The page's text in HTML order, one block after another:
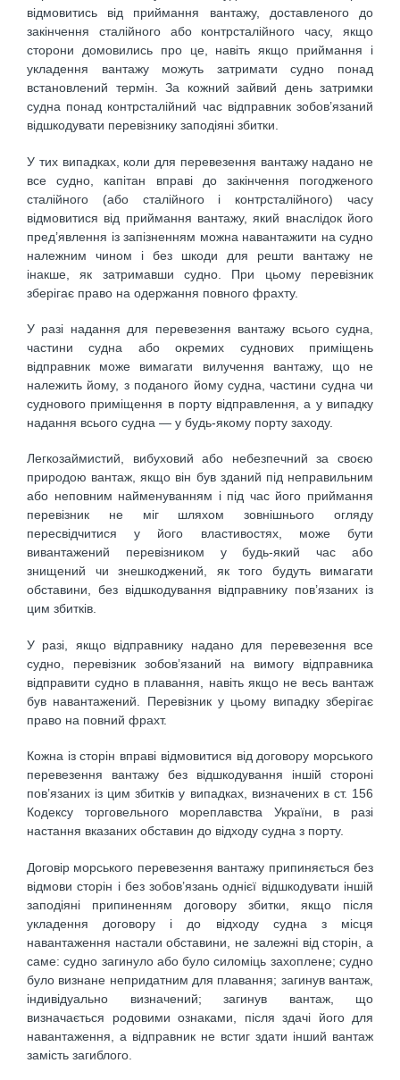
відмовитись від приймання вантажу, доставленого до
закінчення сталійного або контр­сталійного часу, якщо
сторони домовились про це, навіть якщо приймання і
укладення вантажу можуть затримати судно понад
встановлений термін. За кожний зайвий день затримки
судна понад контрсталійний час відправник зобов’язаний
відшкодувати перевізнику заподіяні збитки.
У тих випадках, коли для перевезення вантажу надано не
все судно, капітан вправі до закінчення погодженого
сталійного (або сталійного і контрсталійного) часу
відмовитися від приймання вантажу, який внаслідок його
пред’явлення із запізненням можна навантажити на судно
належним чином і без шкоди для решти вантажу не
інакше, як затримавши судно. При цьому перевізник
зберігає право на одержання повного фрахту.
У разі надання для перевезення вантажу всього судна,
частини судна або окремих суднових приміщень
відправник може вимагати вилучення вантажу, що не
належить йому, з поданого йому судна, частини судна чи
суднового приміщення в порту відправлення, а у випадку
надання всього судна — у будь-якому порту заходу.
Легкозаймистий, вибуховий або небезпечний за своєю
природою вантаж, якщо він був зданий під неправильним
або неповним найменуванням і під час його приймання
перевізник не міг шляхом зовнішнього огляду
пересвідчитися у його властивостях, може бути
вивантажений перевізником у будь-який час або
знищений чи знешкоджений, як того будуть вимагати
обставини, без відшкодування відправнику пов’язаних із
цим збитків.
У разі, якщо відправнику надано для перевезення все
судно, перевізник зобов’язаний на вимогу відправника
відправити судно в плавання, навіть якщо не весь вантаж
був навантажений. Перевізник у цьому випадку зберігає
право на повний фрахт.
Кожна із сторін вправі відмовитися від договору морського
перевезення вантажу без відшкодування іншій стороні
пов’яза­них із цим збитків у випадках, визначених в ст. 156
Кодексу торговельного мореплавства України, в разі
настання вказаних обс­тавин до відходу судна з порту.
Договір морського перевезення вантажу припиняється без
відмови сторін і без зобов’язань однієї відшкодувати іншій
заподіяні припиненням договору збитки, якщо після
укладення договору і до відходу судна з місця
навантаження настали обставини, не залежні від сторін, а
саме: судно загинуло або було силоміць захоплене; судно
було визнане непридатним для плавання; загинув вантаж,
індивідуально визначений; загинув вантаж, що
визначається родовими ознаками, після здачі його для
навантаження, а відправник не встиг здати інший вантаж
замість загиблого.